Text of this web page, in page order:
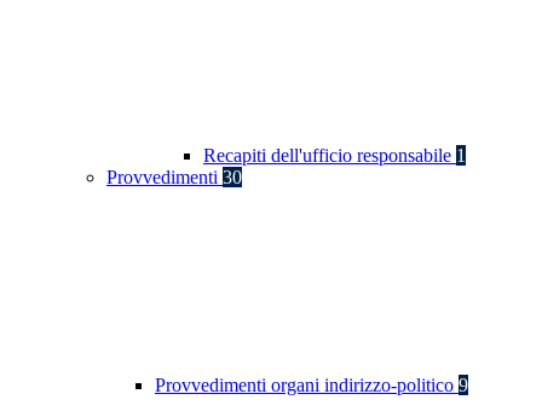
Recapiti dell'ufficio responsabile 1
Provvedimenti 30
Provvedimenti organi indirizzo-politico 9